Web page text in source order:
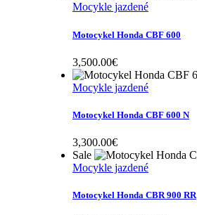
Mocykle jazdené
Motocykel Honda CBF 600
3,500.00€
Mocykle jazdené
Motocykel Honda CBF 600 N
3,300.00€
Sale
Mocykle jazdené
Motocykel Honda CBR 900 RR